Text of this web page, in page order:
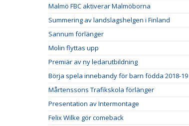
Malmö FBC aktiverar Malmöborna
Summering av landslagshelgen i Finland
Sannum förlänger
Molin flyttas upp
Premiär av ny ledarutbildning
Börja spela innebandy för barn födda 2018-19
Mårtenssons Trafikskola förlänger
Presentation av Intermontage
Felix Wilke gör comeback